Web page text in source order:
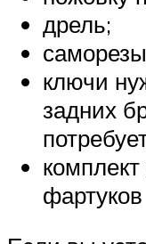
дрель;
ключи
задних